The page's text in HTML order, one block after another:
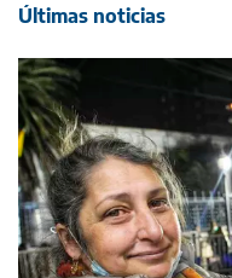
Últimas noticias